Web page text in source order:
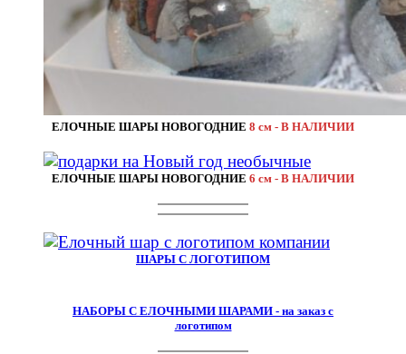
ЕЛОЧНЫЕ ШАРЫ НОВОГОДНИЕ 8 см - В НАЛИЧИИ
ЕЛОЧНЫЕ ШАРЫ НОВОГОДНИЕ 6 см - В НАЛИЧИИ
ШАРЫ С ЛОГОТИПОМ
НАБОРЫ С ЕЛОЧНЫМИ ШАРАМИ - на заказ с
логотипом